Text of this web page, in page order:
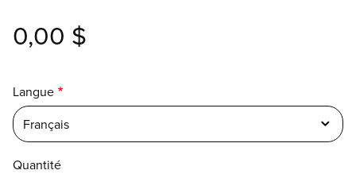
0,00 $
Langue
Français
Quantité